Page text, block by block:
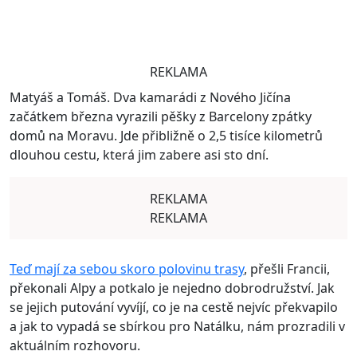
REKLAMA
Matyáš a Tomáš. Dva kamarádi z Nového Jičína
začátkem března vyrazili pěšky z Barcelony zpátky
domů na Moravu. Jde přibližně o 2,5 tisíce kilometrů
dlouhou cestu, která jim zabere asi sto dní.
REKLAMA
REKLAMA
Teď mají za sebou skoro polovinu trasy, přešli Francii,
překonali Alpy a potkalo je nejedno dobrodružství. Jak
se jejich putování vyvíjí, co je na cestě nejvíc překvapilo
a jak to vypadá se sbírkou pro Natálku, nám prozradili v
aktuálním rozhovoru.